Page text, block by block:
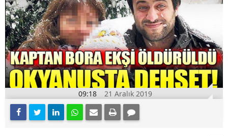
09:18 21 Aralık 2019